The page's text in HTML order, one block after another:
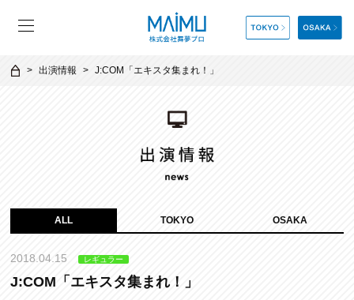
出演情報 J:COM「エキスタ集まれ！」
ALL TOKYO OSAKA
2018.04.15 レギュラー
J:COM「エキスタ集まれ！」